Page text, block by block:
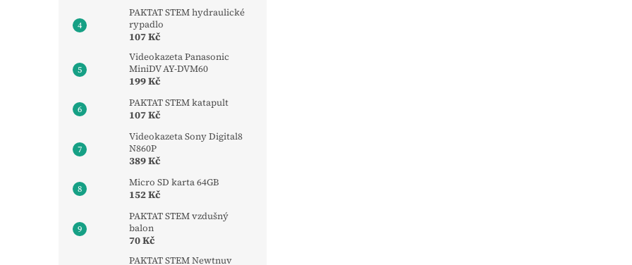
PAKTAT STEM hydraulické
rypadlo
107 Kč
Videokazeta Panasonic
MiniDV AY-DVM60
199 Kč
PAKTAT STEM katapult
107 Kč
Videokazeta Sony Digital8
N860P
389 Kč
Micro SD karta 64GB
152 Kč
PAKTAT STEM vzdušný
balon
70 Kč
PAKTAT STEM Newtnuv